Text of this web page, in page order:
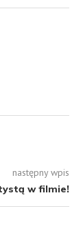
następny wpis
w filmie!